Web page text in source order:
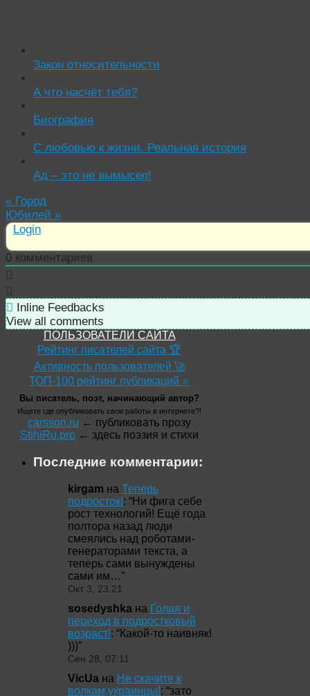
Закон относительности
А что насчёт тебя?
Биография
С любовью к жизни. Реальная история
Ад – это не вымысел!
« Город
Юбилей »
Login
0 комментариев
Inline Feedbacks
View all comments
ПОЛЬЗОВАТЕЛИ САЙТА
Рейтинг писателей сайта 🏆
Активность пользователей 🚀
ТОП-100 рейтинг публикаций ⭐
Вы писатель, поэт, начинающий автор?
Ищете где опубликовать свои работы в интернете?!
carsson.ru ← публиковать прозу
StihiRu.pro ← здесь поэзия и стихи
Последние комментарии:
kirgam на Теперь
подросток!: “Ни фига себе
рост технологий! Ещё года
полтора назад люди
смеялись над роботами-
генераторами текста, а
теперь сами вынуждены
сами им…”
Окт 3, 23:21
sosedyshka на Голая и
переход в подростковый
возраст!: “Какой-то наивняк!
)))”
Сен 28, 07:11
VicUa на Не скачите к
волкам,украинцы!: “зато